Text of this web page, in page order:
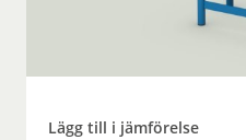
Lägg till i jämförelse